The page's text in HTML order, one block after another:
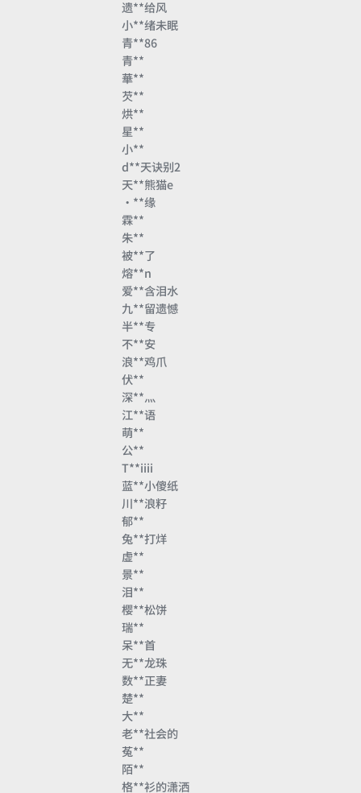
遗**给风
小**绪未眠
青**86
青**
華**
芡**
烘**
星**
小**
d**天诀别2
天**熊猫e
・**缘
霖**
朱**
被**了
熔**n
爱**含泪水
九**留遗憾
半**专
不**安
浪**鸡爪
伏**
深**灬
江**语
萌**
公**
T**iiii
蓝**小傻纸
川**浪籽
郁**
兔**打烊
虚**
景**
泪**
樱**松饼
瑞**
呆**首
无**龙珠
数**正妻
楚**
大**
老**社会的
菟**
陌**
格**衫的潇洒